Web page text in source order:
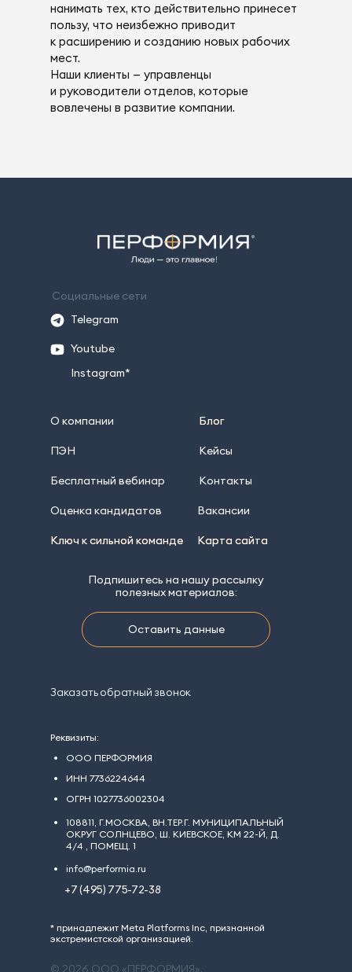
нанимать тех, кто действительно принесет
пользу, что неизбежно приводит
к расширению и созданию новых рабочих
мест.
Наши клиенты — управленцы
и руководители отделов, которые
вовлечены в развитие компании.
© 2026 ООО «ПЕРФОРМИЯ».
кандидатов Кейсы Контакты Вакансии
Социальные сети
Telegram
Подпишитесь на нашу рассылку
полезных материалов:
Реквизиты:
ООО ПЕРФОРМИЯ
ИНН 7736224644
ОГРН 1027736002304
108811, Г.МОСКВА, ВН.ТЕР.Г. МУНИЦИПАЛЬНЫЙ
ОКРУГ СОЛНЦЕВО, Ш. КИЕВСКОЕ, КМ 22-Й, Д.
4/4 , ПОМЕЩ. 1
ПЭН
Бесплатный вебинар
Оценка кандидатов
Ключ к сильной команде
Ключ к сильной команде
Кейсы
О компании
Вакансии
Контакты
Карта сайта
Карта сайта
Блог
Блог
+7 (495) 775-72-38
info@performia.ru
Заказать обратный звонок
Instagram*
Youtube
Оставить данные
* принадлежит Meta Platforms Inc, признанной
экстремистской организацией.